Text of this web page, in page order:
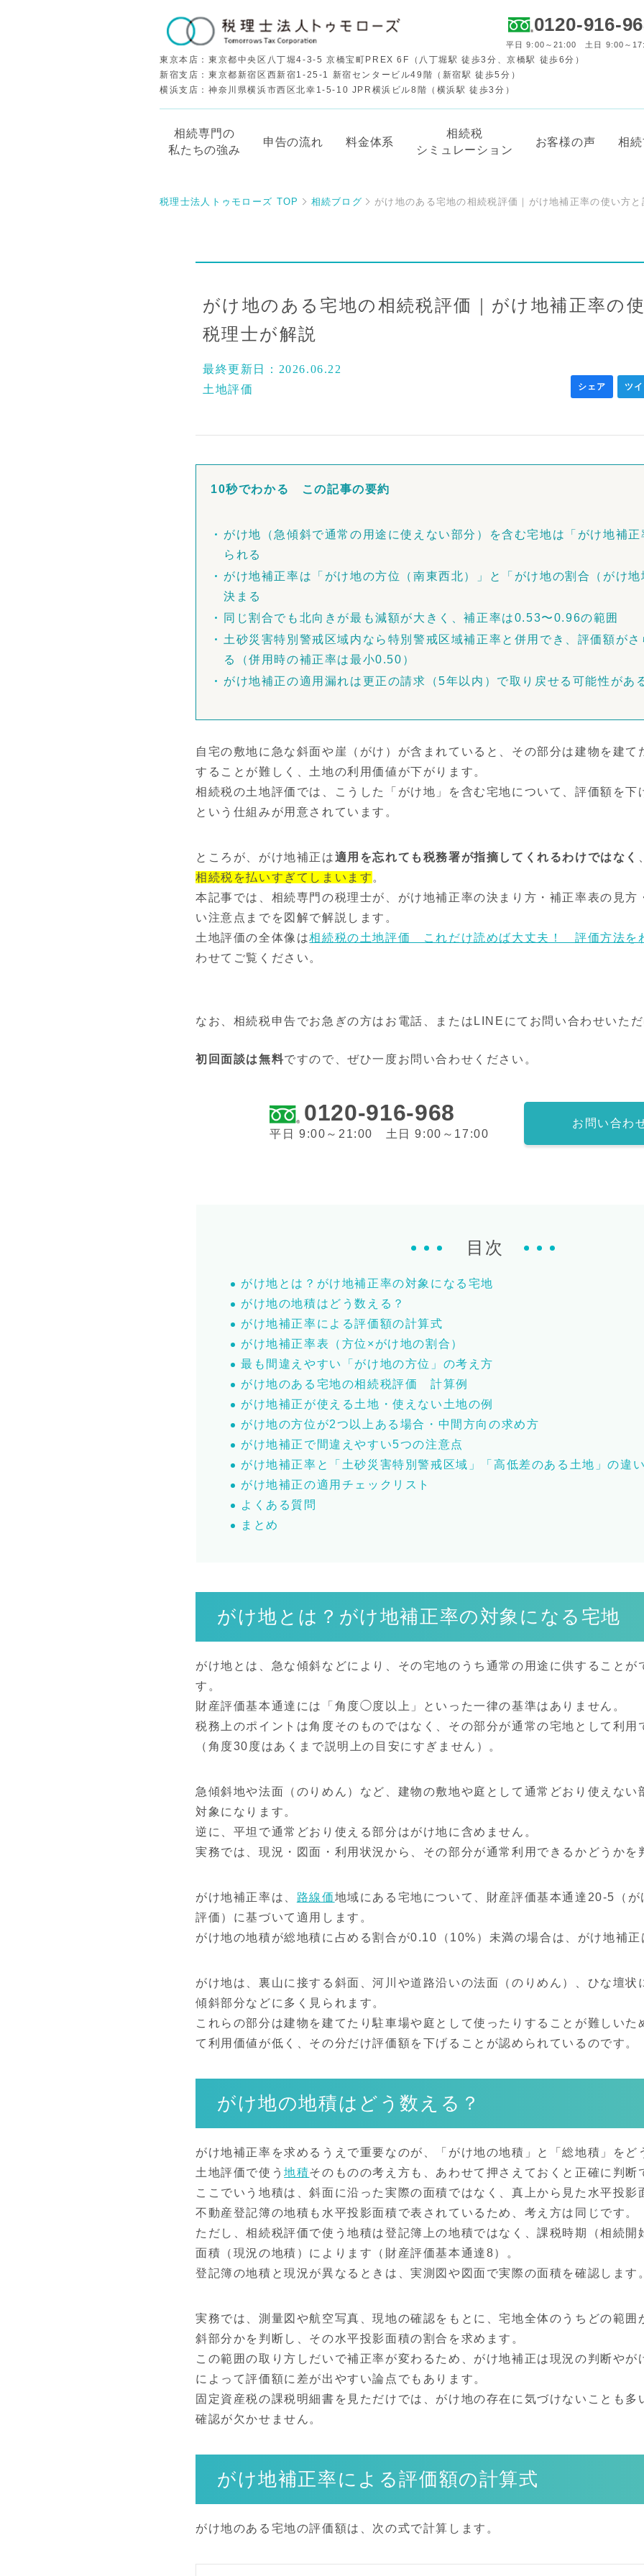
0120-916-
平日 9:00～21:00 土日 9:00～
東京本店：東京都中央区八丁堀4-3-5 京橋宝町PREX 6F（八丁堀駅 徒歩3分、京橋駅 徒歩6分）
新宿支店：東京都新宿区西新宿1-25-1 新宿センタービル49階（新宿駅 徒歩5分）
横浜支店：神奈川県横浜市西区北幸1-5-10 JPR横浜ビル8階（横浜駅 徒歩3分）
相続専門の
私たちの強み
申告の流れ 料金体系
相続税
シミュレーション
お客様の声 相
税理士法人トゥモローズ TOP 相続ブログ がけ地のある宅地の相続税評価｜がけ地補正率の使い方
がけ地のある宅地の相続税評価｜がけ地補正率の
税理士が解説
最終更新日： 2026.06.22
土地評価
シェア ツイ
10秒でわかる この記事の要約
がけ地（急傾斜で通常の用途に使えない部分）を含む宅地は「がけ地補
られる
がけ地補正率は「がけ地の方位（南東西北）」と「がけ地の割合（がけ
決まる
同じ割合でも北向きが最も減額が大きく、補正率は0.53〜0.96の範囲
土砂災害特別警戒区域内なら特別警戒区域補正率と併用でき、評価額が
る（併用時の補正率は最小0.50）
がけ地補正の適用漏れは更正の請求（5年以内）で取り戻せる可能性があ
自宅の敷地に急な斜面や崖（がけ）が含まれていると、その部分は建物を建て
することが難しく、土地の利用価値が下がります。
相続税の土地評価では、こうした「がけ地」を含む宅地について、評価額を下
という仕組みが用意されています。
ところが、がけ地補正は適用を忘れても税務署が指摘してくれるわけではなく
相続税を払いすぎてしまいます 。
本記事では、相続専門の税理士が、がけ地補正率の決まり方・補正率表の見方
い注意点までを図解で解説します。
土地評価の全体像は相続税の土地評価 これだけ読めば大丈夫！ 評価方法を
わせてご覧ください。
なお、相続税申告でお急ぎの方はお電話、またはLINEにてお問い合わせいただ
初回面談は無料ですので、ぜひ一度お問い合わせください。
0120-916-968
平日 9:00～21:00 土日 9:00～17:00
お問い合わ
目次
がけ地とは？がけ地補正率の対象になる宅地
がけ地の地積はどう数える？
がけ地補正率による評価額の計算式
がけ地補正率表（方位×がけ地の割合）
最も間違えやすい「がけ地の方位」の考え方
がけ地のある宅地の相続税評価 計算例
がけ地補正が使える土地・使えない土地の例
がけ地の方位が2つ以上ある場合・中間方向の求め方
がけ地補正で間違えやすい5つの注意点
がけ地補正率と「土砂災害特別警戒区域」「高低差のある土地」の違い
がけ地補正の適用チェックリスト
よくある質問
まとめ
がけ地とは？がけ地補正率の対象になる宅地
がけ地とは、急な傾斜などにより、その宅地のうち通常の用途に供することが
す。
財産評価基本通達には「角度◯度以上」といった一律の基準はありません。
税務上のポイントは角度そのものではなく、その部分が通常の宅地として利用
（角度30度はあくまで説明上の目安にすぎません）。
急傾斜地や法面（のりめん）など、建物の敷地や庭として通常どおり使えない
対象になります。
逆に、平坦で通常どおり使える部分はがけ地に含めません。
実務では、現況・図面・利用状況から、その部分が通常利用できるかどうかを
がけ地補正率は、 路線価地域にある宅地について、財産評価基本通達20-5（
評価）に基づいて適用します。
がけ地の地積が総地積に占める割合が0.10（10%）未満の場合は、がけ地補正
がけ地は、裏山に接する斜面、河川や道路沿いの法面（のりめん）、ひな壇状
傾斜部分などに多く見られます。
これらの部分は建物を建てたり駐車場や庭として使ったりすることが難しいた
て利用価値が低く、その分だけ評価額を下げることが認められているのです。
がけ地の地積はどう数える？
がけ地補正率を求めるうえで重要なのが、「がけ地の地積」と「総地積」をど
土地評価で使う地積そのものの考え方も、あわせて押さえておくと正確に判断
ここでいう地積は、斜面に沿った実際の面積ではなく、真上から見た水平投影
不動産登記簿の地積も水平投影面積で表されているため、考え方は同じです。
ただし、相続税評価で使う地積は登記簿上の地積ではなく、課税時期（相続開
面積（現況の地積）によります（財産評価基本通達8）。
登記簿の地積と現況が異なるときは、実測図や図面で実際の面積を確認します
実務では、測量図や航空写真、現地の確認をもとに、宅地全体のうちどの範囲
斜部分かを判断し、その水平投影面積の割合を求めます。
この範囲の取り方しだいで補正率が変わるため、がけ地補正は現況の判断やが
によって評価額に差が出やすい論点でもあります。
固定資産税の課税明細書を見ただけでは、がけ地の存在に気づけないことも多
確認が欠かせません。
がけ地補正率による評価額の計算式
がけ地のある宅地の評価額は、次の式で計算します。